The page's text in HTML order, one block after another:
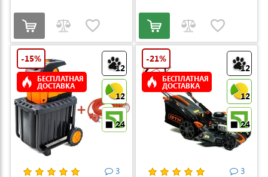
12
12
24
-15%
БЕСПЛАТНАЯ
ДОСТАВКА
3
12
12
24
-21%
БЕСПЛАТНАЯ
ДОСТАВКА
3